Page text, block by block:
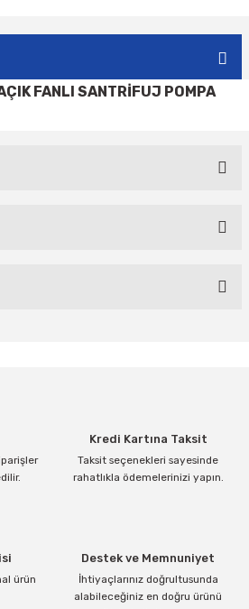
FANLI SANTRİFUJ POMPA
ilk yorumu siz yapın!
bilgiler bulunuyor.
bulunuyor.
Kredi Kartına Taksit
Taksit seçenekleri sayesinde
rahatlıkla ödemelerinizi yapın.
ürün
Destek ve Memnuniyet
İhtiyaçlarınız doğrultusunda
alabileceğiniz en doğru ürünü